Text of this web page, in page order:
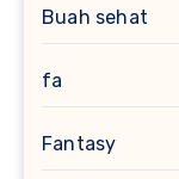
Buah sehat
fa
Fantasy